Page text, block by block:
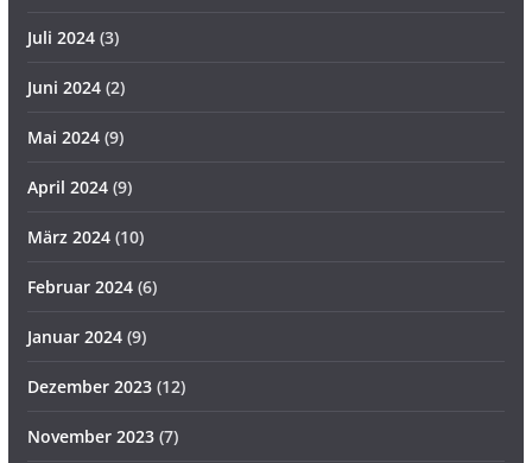
Juli 2024(3)
Juni 2024(2)
Mai 2024(9)
April 2024(9)
März 2024(10)
Februar 2024(6)
Januar 2024(9)
Dezember 2023(12)
November 2023(7)